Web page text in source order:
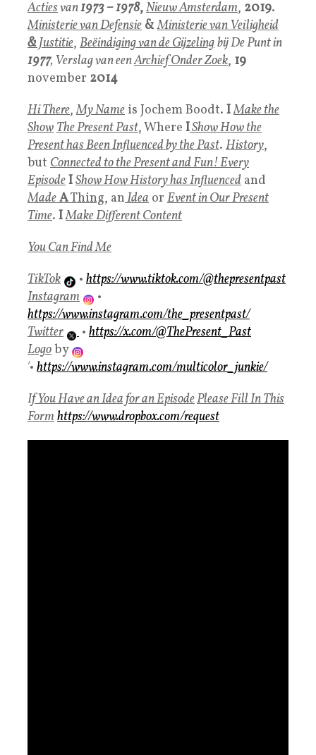
Actiesvan1973 – 1978,Nieuw Amsterdam, 2019.
Ministerie van Defensie &Ministerie van Veiligheid
&Justitie, Beëindiging van de Gijzelingbij De Punt in
1977, Verslag van eenArchief Onder Zoek, 19
november 2014
Hi There,My Name is Jochem Boodt. IMake the
ShowThe Present Past, Where IShow How the
Present has Been Influenced by the Past. History,
but Connected to the Present and Fun! Every
EpisodeIShow How History has Influenced and
MadeAThing, anIdea or Event in Our Present
Time. IMake Different Content
You Can Find Me
TikTok
• https://www.tiktok.com/@thepresentpast
Instagram
•
https://www.instagram.com/the_presentpast/
Twitter
• https://x.com/@ThePresent_Past
Logoby
′• https://www.instagram.com/multicolor_junkie/
If You Have an Idea for an EpisodePlease Fill In This
Formhttps://www.dropbox.com/request